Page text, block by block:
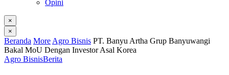
Opini
×
×
Beranda More Agro Bisnis PT. Banyu Artha Grup Banyuwangi
Bakal MoU Dengan Investor Asal Korea
Agro BisnisBerita